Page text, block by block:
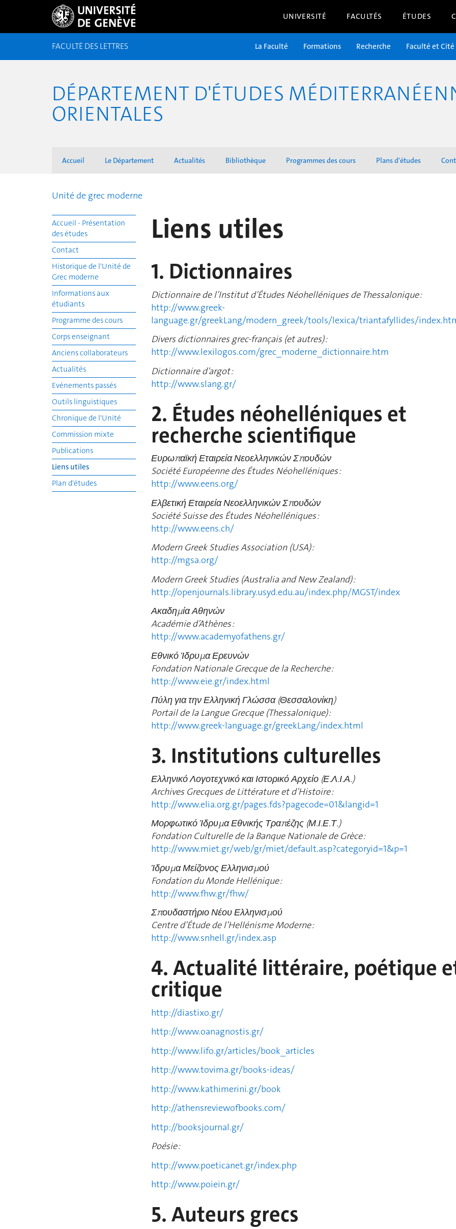
UNIVERSITÉ FACULTÉS ÉTUDES
FACULTÉ DES LETTRES La Faculté Formations Recherche Faculté et Cité
DÉPARTEMENT D'ÉTUDES
ORIENTALES
Accueil Le Département Actualités Bibliothèque Programmes des cours Plans d'études
Unité de grec moderne
Accueil - Présentation
des études
Contact
Historique de l'Unité de
Grec moderne
Informations aux
étudiants
Programme des cours
Corps enseignant
Anciens collaborateurs
Actualités
Evénements passés
Outils linguistiques
Chronique de l'Unité
Commission mixte
Publications
Liens utiles
Plan d'études
Liens utiles
1. Dictionnaires
Dictionnaire de l’Institut d’Études Néohelléniques de Thessalonique :
http://www.greek-
language.gr/greekLang/modern_greek/tools/lexica/triantafyllides/
Divers dictionnaires grec-français (et autres) :
http://www.lexilogos.com/grec_moderne_dictionnaire.htm
Dictionnaire d’argot :
http://www.slang.gr/
2. Études néohelléniques et
recherche scientifique
Ευρωπαϊκή Εταιρεία Νεοελληνικών Σπουδών
Société Européenne des Études Néohelléniques :
http://www.eens.org/
Ελβετική Εταιρεία Νεοελληνικών Σπουδών
Société Suisse des Études Néohelléniques :
http://www.eens.ch/
Modern Greek Studies Association (USA) :
http://mgsa.org/
Modern Greek Studies (Australia and New Zealand) :
http://openjournals.library.usyd.edu.au/index.php/MGST/index
Ακαδημία Αθηνών
Académie d’Athènes :
http://www.academyofathens.gr/
Εθνικό Ίδρυμα Ερευνών
Fondation Nationale Grecque de la Recherche :
http://www.eie.gr/index.html
Πύλη για την Ελληνική Γλώσσα (Θεσσαλονίκη)
Portail de la Langue Grecque(Thessalonique) :
http://www.greek-language.gr/greekLang/index.html
3. Institutions culturelles
Ελληνικό Λογοτεχνικό και Ιστορικό Αρχείο (Ε.Λ.Ι.Α.)
Archives Grecques de Littérature et d’Histoire :
http://www.elia.org.gr/pages.fds?pagecode=01&langid=1
Μορφωτικό Ίδρυμα Εθνικής Τραπέζης (Μ.Ι.Ε.Τ.)
Fondation Culturelle de la Banque Nationale de Grèce :
http://www.miet.gr/web/gr/miet/default.asp?categoryid=1&p=1
Ίδρυμα Μείζονος Ελληνισμού
Fondation du Monde Hellénique :
http://www.fhw.gr/fhw/
Σπουδαστήριο Νέου Ελληνισμού
Centre d’Étude de l’Hellénisme Moderne :
http://www.snhell.gr/index.asp
4. Actualité littéraire, poétique
critique
http://diastixo.gr/
http://www.oanagnostis.gr/
http://www.lifo.gr/articles/book_articles
http://www.tovima.gr/books-ideas/
http://www.kathimerini.gr/book
http://athensreviewofbooks.com/
http://booksjournal.gr/
Poésie :
http://www.poeticanet.gr/index.php
http://www.poiein.gr/
5. Auteurs grecs